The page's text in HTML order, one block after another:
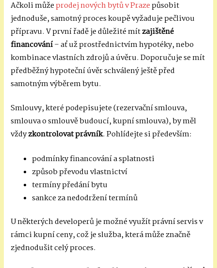
Ačkoli můžeprodej nových bytů v Prazepůsobit
jednoduše, samotný proces koupě vyžaduje pečlivou
přípravu. V první řadě je důležité mítzajištěné
financování– ať už prostřednictvím hypotéky, nebo
kombinace vlastních zdrojů a úvěru. Doporučuje se mít
předběžný hypoteční úvěr schválený ještě před
samotným výběrem bytu.
Smlouvy, které podepisujete (rezervační smlouva,
smlouva o smlouvě budoucí, kupní smlouva), by měl
vždyzkontrolovat právník. Pohlídejte si především:
podmínky financování a splatnosti
způsob převodu vlastnictví
termíny předání bytu
sankce za nedodržení termínů
U některých developerů je možné využít právní servis v
rámci kupní ceny, což je služba, která může značně
zjednodušit celý proces.